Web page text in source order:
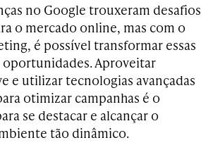
no Google trouxeram desafios
o mercado online, mas com o
é possível transformar essas
Aproveitar
e utilizar tecnologias avançadas
otimizar campanhas é o
se destacar e alcançar o
tão dinâmico.